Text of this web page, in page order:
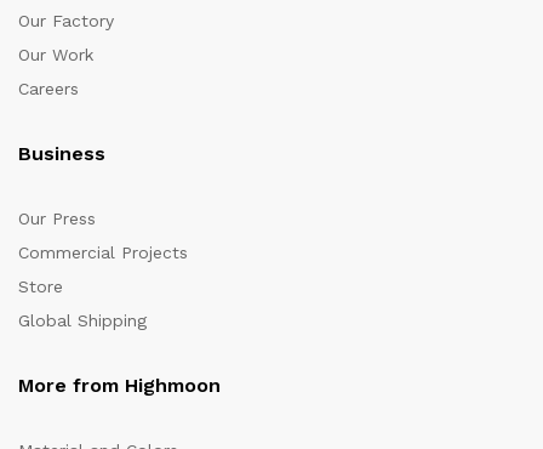
Our Factory
Our Work
Careers
Business
Our Press
Commercial Projects
Store
Global Shipping
More from Highmoon